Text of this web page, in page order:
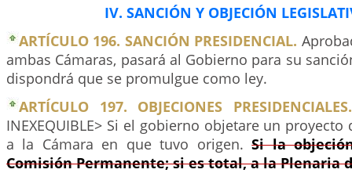
IV. SANCIÓN Y OBJECIÓN
ARTÍCULO 196. SANCIÓN PRESIDENCIAL.
ambas Cámaras, pasará al Gobierno para su
dispondrá que se promulgue como ley.
ARTÍCULO 197. OBJECIONES PRESIDENCIALES.
INEXEQUIBLE> Si el gobierno objetare un
a la Cámara en que tuvo origen.Si la
Comisión Permanente; si es total, a la Plenaria